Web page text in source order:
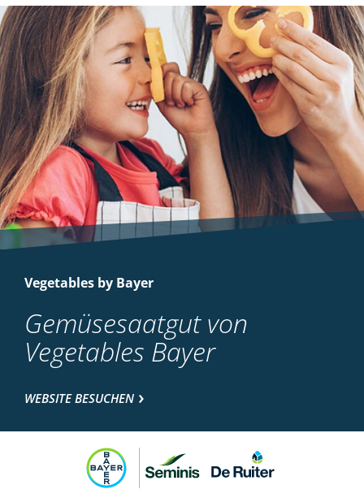
Vegetables by Bayer
Gemüsesaatgut von
Vegetables Bayer
WEBSITE BESUCHEN